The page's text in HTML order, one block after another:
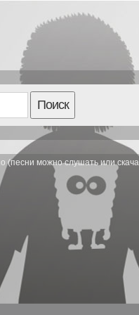
Поиск
(песни можно слушать или